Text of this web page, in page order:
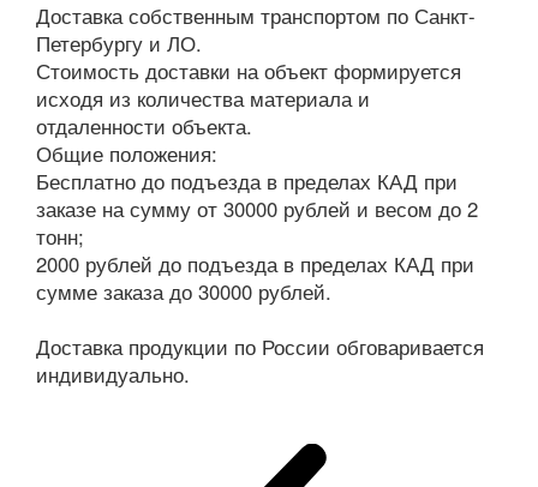
Доставка собственным транспортом по Санкт-
Петербургу и ЛО.
Стоимость доставки на объект формируется
исходя из количества материала и
отдаленности объекта.
Общие положения:
Бесплатно до подъезда в пределах КАД при
заказе на сумму от 30000 рублей и весом до 2
тонн;
2000 рублей до подъезда в пределах КАД при
сумме заказа до 30000 рублей.
Доставка продукции по России обговаривается
индивидуально.